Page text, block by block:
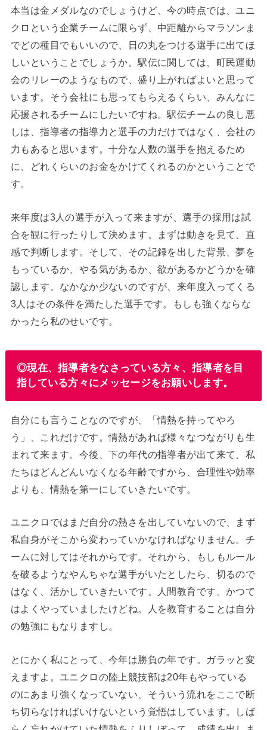
本当は金メダルなのでしょうけど、今の時点では、ユニ
クロという企業チームに限らず、中距離からマラソンま
でどの種目でもいいので、日の丸をつける選手に出てほ
しいということでしょうか。駅伝に関しては、町民運動
会のリレーのようなもので、盛り上がればよいと思って
います。そう会社にも思ってもらえるくらい、みんなに
応援されるチームにしたいですね。駅伝チームの良し悪
しは、指導者の指導力と選手の力だけではなく、会社の
力もあると思います。十分な人数の選手を抱えるため
に、どれくらいのお金をかけてくれるのかということで
す。
来年度は3人の選手が入って来ますが、選手の採用は試
合を観に行ったりして決めます。まずは動きを見て、直
感で判断します。そして、その記録を出した背景、夢を
もっているか、やる気があるか、欲があるかどうかを確
認します。なかなか少ないのですが、来年度入ってくる
3人はその条件を満たした選手です。もしも強くならな
かったら私のせいです。
◎現在、指導者をなさっている方々、指導者を目
指している方々にメッセージをお願いします。
自分にも言うことなのですが、「情熱を持ってやろ
う」、これだけです。情熱があれば様々なつながりも生
まれて来ます。今後、下の年代の指導者が出て来て、私
たちはどんどんいなくなる年齢ですから、合理性や効率
よりも、情熱を第一にしていきたいです。
ユニクロではまだ自分の熱さを出していないので、まず
私自身がそこから変わっていかなければなりません。チ
ームに対してはそれからです。それから、もしもルール
を破るようなやんちゃな選手がいたとしたら、切るので
はなく、活かしていきたいです。人間教育です。かつて
はよくやっていましたけどね。人を教育することは自分
の勉強にもなりますし。
とにかく私にとって、今年は勝負の年です。ガラッと変
えますよ。ユニクロの陸上競技部は20年もやっている
のにあまり強くなっていない、そういう流れをここで断
ち切らなければいけないという覚悟はしています。しば